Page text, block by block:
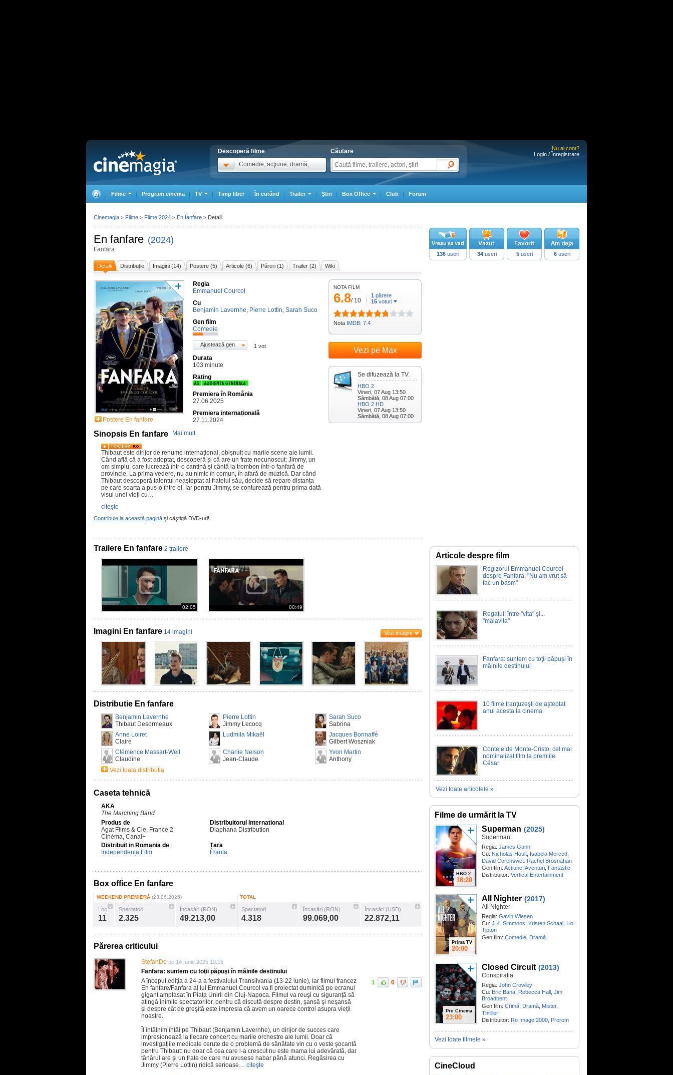
Descoperă filme
Comedie, acţiune, dramă, ...
Căutare
Nu ai cont?
Login / Înregistrare
Filme Program cinema TV Timp liber În curând Trailer Ştiri Box Office Club Forum
En fanfare (2024)
Fanfara
Detalii Distribuţie Imagini (14) Postere (5) Articole (6) Păreri (1) Trailer (2) Wiki
Postere En fanfare
Regia
Emmanuel Courcol
Cu
Benjamin Lavernhe, Pierre Lottin, Sarah Suco
Gen film
Comedie
Ajustează gen 1 vot
Durata
103 minute
Rating
Premiera în România
27.06.2025
Premiera internațională
27.11.2024
Sinopsis En fanfare Mai mult
Thibaut este dirijor de renume internațional, obișnuit cu marile scene ale lumii.
Când află că a fost adoptat, descoperă și că are un frate necunoscut: Jimmy, un
om simplu, care lucrează într-o cantină și cântă la trombon într-o fanfară de
provincie. La prima vedere, nu au nimic în comun, în afară de muzică. Dar când
Thibaut descoperă talentul neașteptat al fratelui său, decide să repare distanța
pe care soarta a pus-o între ei. Iar pentru Jimmy, se conturează pentru prima dată
visul unei vieți cu…
citeşte
Contribuie la această pagină şi câştigă DVD-uri!
NOTA FILM
6.8/ 10
1 părere
15 voturi
Nota IMDB: 7.4
Vezi pe Max
Se difuzează la TV.
HBO 2
Vineri, 07 Aug 13:50
Sâmbătă, 08 Aug 07:00
HBO 2 HD
Vineri, 07 Aug 13:50
Sâmbătă, 08 Aug 07:00
136 useri 34useri 5useri 6useri
Trailere En fanfare 2 trailere
02:05 00:49
Imagini En fanfare 14 imagini Vezi imagini
Distributie En fanfare
Benjamin Lavernhe
Thibaut Desormeaux
Pierre Lottin
Jimmy Lecocq
Sarah Suco
Sabrina
Anne Loiret
Claire
Ludmila Mikaël
Jacques Bonnaffé
Gilbert Woszniak
Clémence Massart-Weit
Claudine
Charlie Nelson
Jean-Claude
Yvon Martin
Anthony
Vezi toata distributia
Caseta tehnică
AKA
The Marching Band
Produs de
Agat Films & Cie, France 2
Cinéma, Canal+
Distribuitorul international
Diaphana Distribution
Distribuit in Romania de
Independența Film
Țara
Franta
Box office En fanfare
WEEKEND PREMIERĂ (23.06.2025)
Loc
11
Spectatori
2.325
Încasări (RON)
49.213,00
TOTAL
Spectatori
4.318
Încasări (RON)
99.069,00
Încasări (USD)
22.872,11
Părerea criticului
StefanDo pe 14 Iunie 2025 10:16
Fanfara: suntem cu toţii păpuşi în mâinile destinului
A început ediţia a 24-a a festivalului Transilvania (13-22 iunie), iar filmul francez
En fanfare/Fanfara al lui Emmanuel Courcol va fi proiectat duminică pe ecranul
gigant amplasat în Piaţa Unirii din Cluj-Napoca. Filmul va reuşi cu siguranţă să
atingă inimile spectatorilor, pentru că discută despre destin, şansă şi neşansă
şi despre cât de greşită este impresia că avem un oarece control asupra vieţii
noastre.
Îl întâlnim întâi pe Thibaut (Benjamin Lavernhe), un dirijor de succes care
impresionează la fiecare concert cu marile orchestre ale lumii. Doar că
investigaţiile medicale cerute de o problemă de sănătate vin cu o veste şocantă
pentru Thibaut: nu doar că cea care l-a crescut nu este mama lui adevărată, dar
tânărul are şi un frate de care nu avusese habar până atunci. Regăsirea cu
Jimmy (Pierre Lottin) ridică serioase… citeşte
1 0
Articole despre film
Regizorul Emmanuel Courcol
despre Fanfara: "Nu am vrut să
fac un basm"
Regatul: între "vita" şi...
"malavita"
Fanfara: suntem cu toţii păpuşi în
mâinile destinului
10 filme franţuzeşti de aşteptat
anul acesta la cinema
Contele de Monte-Cristo, cel mai
nominalizat film la premiile
César
Vezi toate articolele »
Filme de urmărit la TV
HBO 2
18:20
Superman (2025)
Superman
Regia: James Gunn
Cu: Nicholas Hoult Isabela Merced
David Corenswet, Rachel Brosnahan
Gen film: Acţiune Aventuri Fantastic
Distribuitor: Vertical Entertainment
Prima TV
20:00
All Nighter (2017)
All Nighter
Regia: Gavin Wiesen
Cu: J.K. Simmons Kristen Schaal Lio
Tipton
Gen film: Comedie Dramă
Pro Cinema
23:00
Closed Circuit (2013)
Conspirația
Regia: John Crowley
Cu: Eric Bana Rebecca Hall Jim
Broadbent
Gen film: Crimă Dramă Mister,
Thriller
Distribuitor: Ro Image 2000 Prorom
Vezi toate filmele »
CineCloud
Cinemagia > Filme > Filme 2024 > En fanfare > Detalii